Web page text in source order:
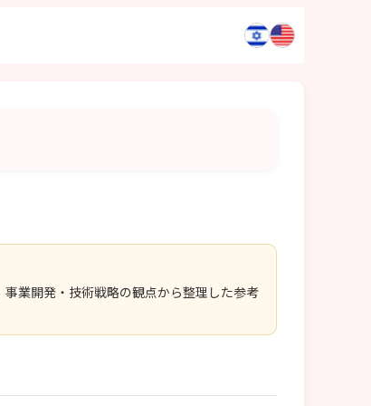
業開発・技術戦略の観点から整理した参考